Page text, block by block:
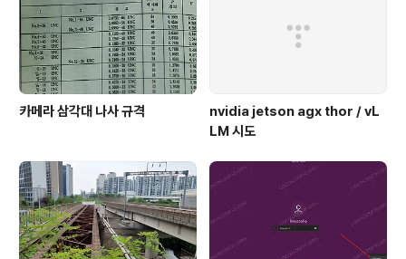
카메라 삼각대 나사 규격
nvidia jetson agx thor / vL
LM 시도